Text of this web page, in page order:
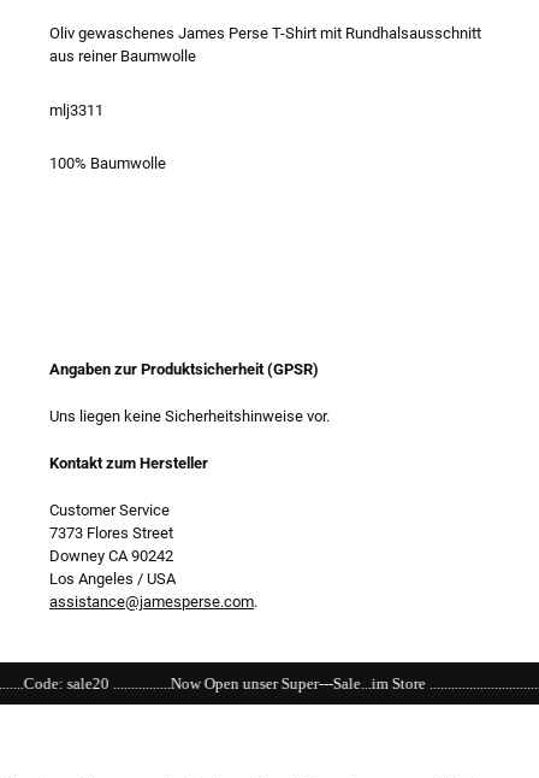
Oliv gewaschenes James Perse T-Shirt mit Rundhalsausschnitt
aus reiner Baumwolle
mlj3311
100% Baumwolle
Angaben zur Produktsicherheit (GPSR)
Uns liegen keine Sicherheitshinweise vor.
Kontakt zum Hersteller
Customer Service
7373 Flores Street
Downey CA 90242
Los Angeles / USA
assistance@jamesperse.com.
Open unser Super---Sale...im Store